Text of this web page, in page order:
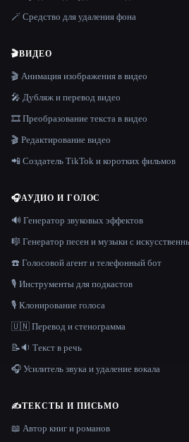
🪄 Средство для удаления фона
🎬ВИДЕО
🎬 Анимация изображения в видео
🎤 Дубляж и перевод видео
🎞️ Преобразование текста в видео
🎬 Редактирование видео
📲 Создатель TikTok и коротких фильмов
🎧АУДИО И ГОЛОС
🔊 Генератор звуковых эффектов
🎼 Генератор песен и музыки с
☎️ Голосовой агент и телефонный бот
🎙️ Инструменты для подкастов
🎙️ Клонирование голоса
🇺🇳 Перевод и стенограмма
📝🔉 Текст в речь
🎧 Усилитель звука и удаление вокала
✍️ТЕКСТЫ И ПИСЬМО
📖 Автор книг и романов